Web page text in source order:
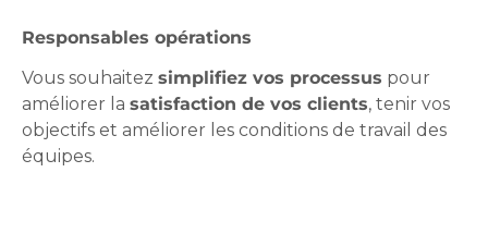
Responsables opérations
Vous souhaitez simplifiez vos processus pour
améliorer la satisfaction de vos clients, tenir vos
objectifs et améliorer les conditions de travail des
équipes.